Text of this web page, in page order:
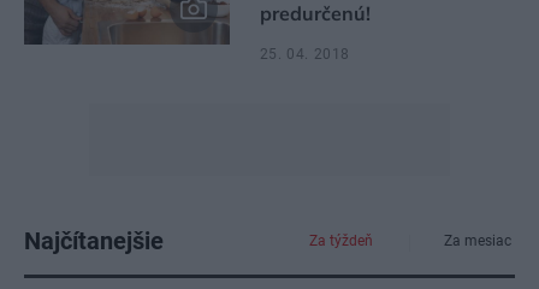
predurčenú!
25. 04. 2018
Najčítanejšie Za týždeň Za mesiac